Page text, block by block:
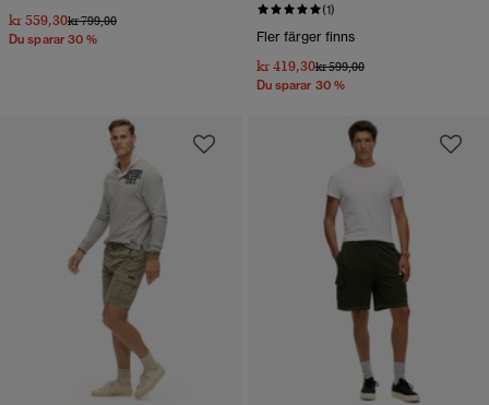
kr 559,30Pris reducerat från
kr 799,00till
Du sparar 30 %
(1)
Fler färger finns
kr 419,30Pris reducerat från
kr 599,00till
Du sparar 30 %